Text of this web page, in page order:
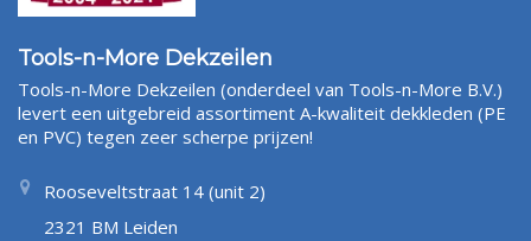
Tools-n-More Dekzeilen
Tools-n-More Dekzeilen (onderdeel van Tools-n-More B.V.)
levert een uitgebreid assortiment A-kwaliteit dekkleden (PE
en PVC) tegen zeer scherpe prijzen!
Rooseveltstraat 14 (unit 2)
2321 BM Leiden